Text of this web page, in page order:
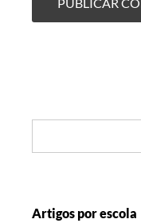
Artigos por escola